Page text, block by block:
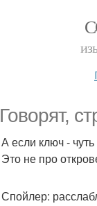
Говорят,
А если ключ -
Это не про
Спойлер: